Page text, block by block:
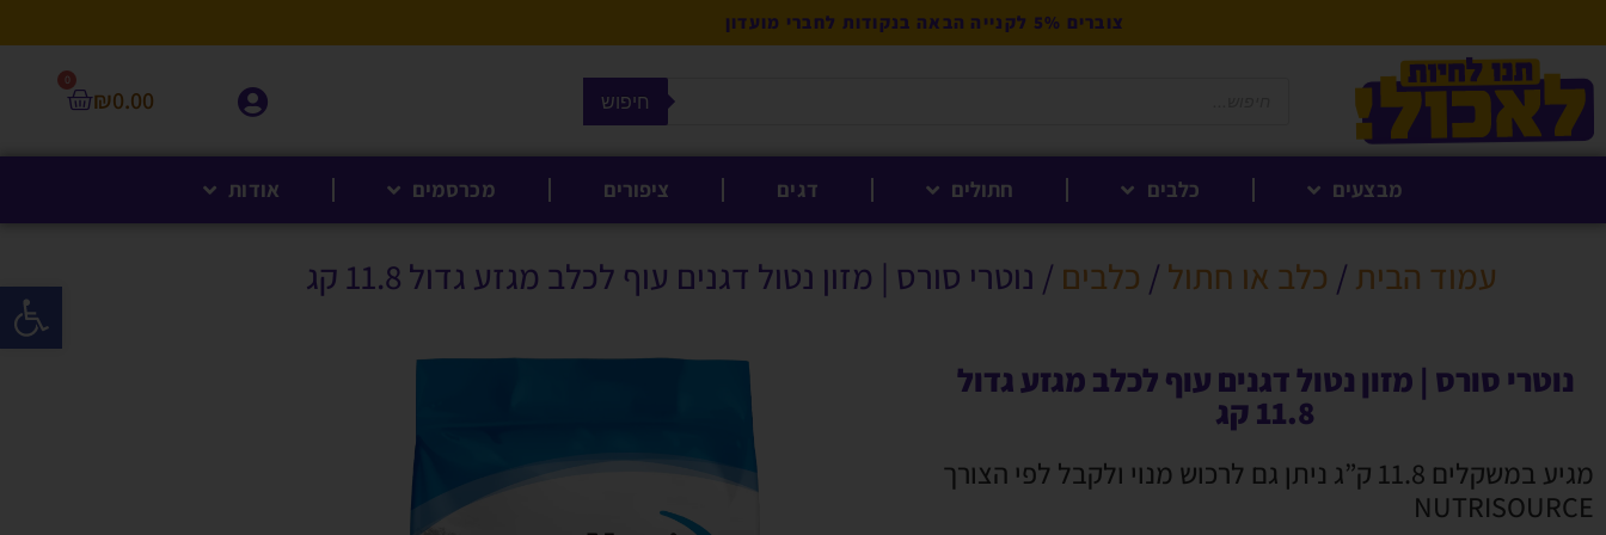
פתח
צוברים 5% לקנייה הבאה בנקודות לחברי מועדון
חיפוש ₪0.00
0
מבצעים כלבים חתולים דגים ציפורים מכרסמים אודות
עמוד הבית / כלב או חתול / כלבים / נוטרי סורס | מזון נטול דגנים עוף לכלב מגזע גדול 11.8 קג
נוטרי סורס | מזון נטול דגנים עוף לכלב מגזע גדול
11.8 קג
מגיע במשקלים 11.8 ק”ג ניתן גם לרכוש מנוי ולקבל לפי הצורך
NUTRISOURCE